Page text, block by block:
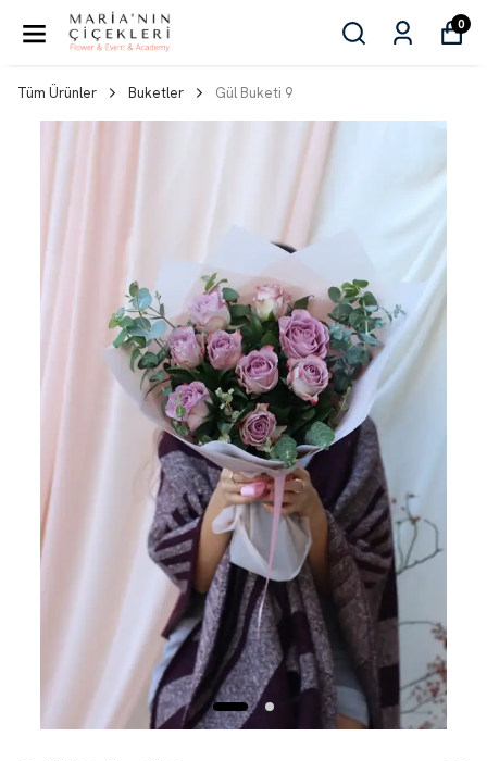
0
Tüm Ürünler Buketler Gül Buketi 9